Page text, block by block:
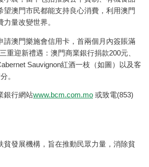
望澳門市民都能支持良心消費，利用澳門
量改變世界。
請澳門樂施會信用卡，首兩個月內簽賬滿
重迎新禮遇：澳門商業銀行捐款200元、
Sauvignon紅酒一枝（如圖）以及客
分。
銀行網站www.bcm.com.mo 或致電(853)
貧發展機構，旨在推動民眾力量，消除貧